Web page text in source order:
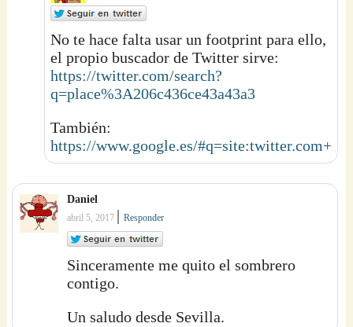
No te hace falta usar un footprint para ello,
el propio buscador de Twitter sirve:
https://twitter.com/search?
q=place%3A206c436ce43a43a3
También:
https://www.google.es/
Daniel
abril 5, 2017 |Responder
Sinceramente me quito el sombrero
contigo.
Un saludo desde Sevilla.